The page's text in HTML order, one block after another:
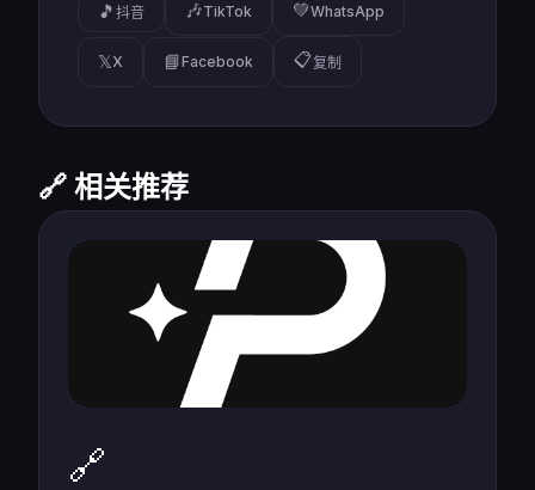
🎵 抖音 🎶TikTok 💚WhatsApp
𝕏X 📘Facebook 📋复制
🔗 相关推荐
🔗